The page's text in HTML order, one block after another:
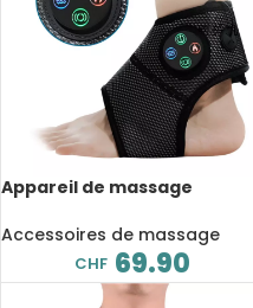
Appareil de massage
compression de l’air,
vibration électrique
multifonctionnelle
Accessoires de massage
CHF 69.90